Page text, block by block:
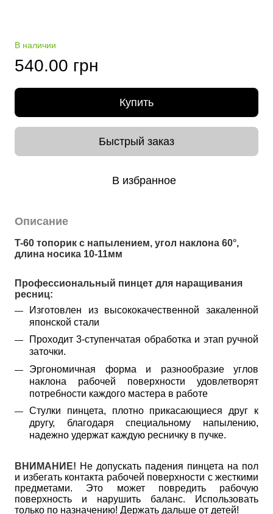
В наличии
540.00 грн
Купить
Быстрый заказ
В избранное
Описание
T-60 топорик с напылением, угол наклона 60°,
длина носика 10-11мм
Профессиональный пинцет для наращивания
ресниц:
Изготовлен из высококачественной закаленной
японской стали
Проходит 3-ступенчатая обработка и этап ручной
заточки.
Эргономичная форма и разнообразие углов
наклона рабочей поверхности удовлетворят
потребности каждого мастера в работе
Стулки пинцета, плотно прикасающиеся друг к
другу, благодаря специальному напылению,
надежно удержат каждую ресничку в пучке.
ВНИМАНИЕ! Не допускать падения пинцета на пол
и избегать контакта рабочей поверхности с жесткими
предметами. Это может повредить рабочую
поверхность и нарушить баланс. Использовать
только по назначению! Держать дальше от детей!